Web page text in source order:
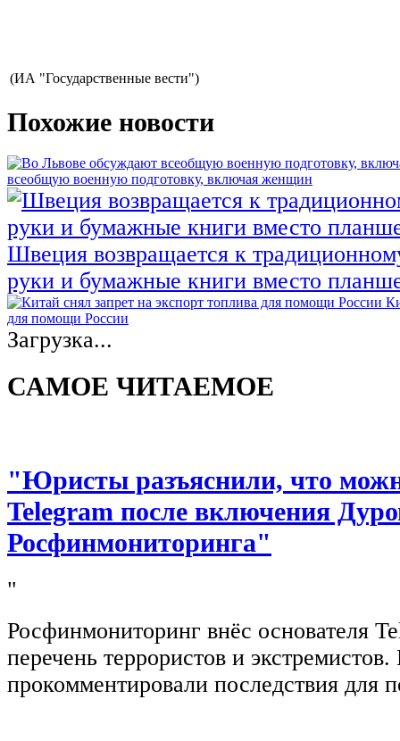
(ИА "Государственные вести")
Похожие новости
всеобщую военную подготовку, включая женщин
Швеция возвращается к
руки и бумажные книги вместо
для помощи России
Загрузка...
САМОЕ ЧИТАЕМОЕ
"Юристы разъяснили, что
Telegram после включения
Росфинмониторинга"
"
Росфинмониторинг внёс основателя
перечень террористов и
прокомментировали последствия для